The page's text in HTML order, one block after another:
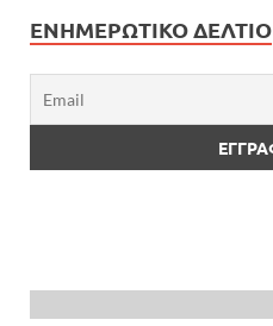
ΕΝΗΜΕΡΩΤΙΚΌ ΔΕΛΤΊΟ